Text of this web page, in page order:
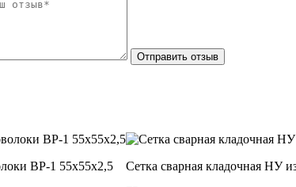
Отправить отзыв
ВР-1 55х55х2,5
Сетка сварная кладочная НУ